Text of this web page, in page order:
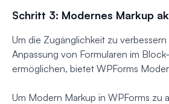
Schritt 3: Modernes Markup
Um die Zugänglichkeit zu
Anpassung von Formularen im
ermöglichen, bietet WPForms
Um Modern Markup in WPForms zu